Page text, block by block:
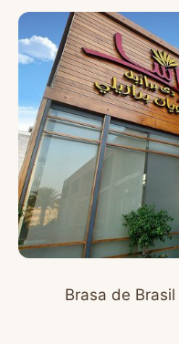
Brasa de Brasil